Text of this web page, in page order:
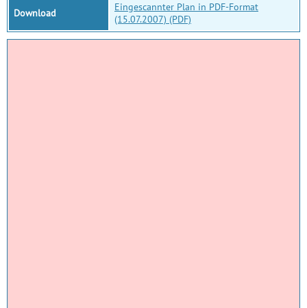
Download
Eingescannter Plan in PDF-Format
(15.07.2007) (PDF)